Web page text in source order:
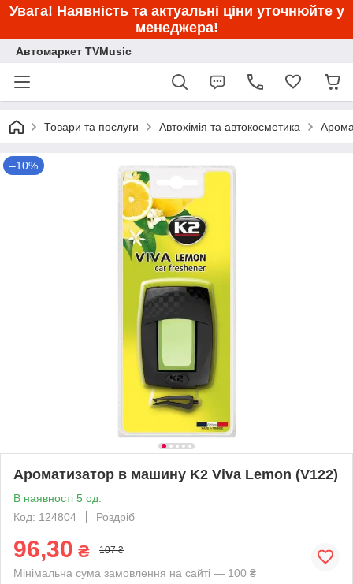
Увага! Наявність та актуальні ціни уточнюйте у
менеджера!
Автомаркет TVMusic
Товари та послуги Автохімія та автокосметика
–10%
Ароматизатор в машину K2 Viva Lemon (V122)
В наявності 5 од.
Код: 124804
Роздріб
96,30 ₴ 107 ₴
Мінімальна сума замовлення на сайті — 100 ₴